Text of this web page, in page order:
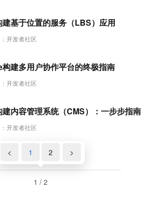
开发者社区
基于位置的服务（LBS）应用
开发者社区
建多用户协作平台的终极指南
开发者社区
内容管理系统（CMS）：一步步指南
< 1 2 >
1 / 2